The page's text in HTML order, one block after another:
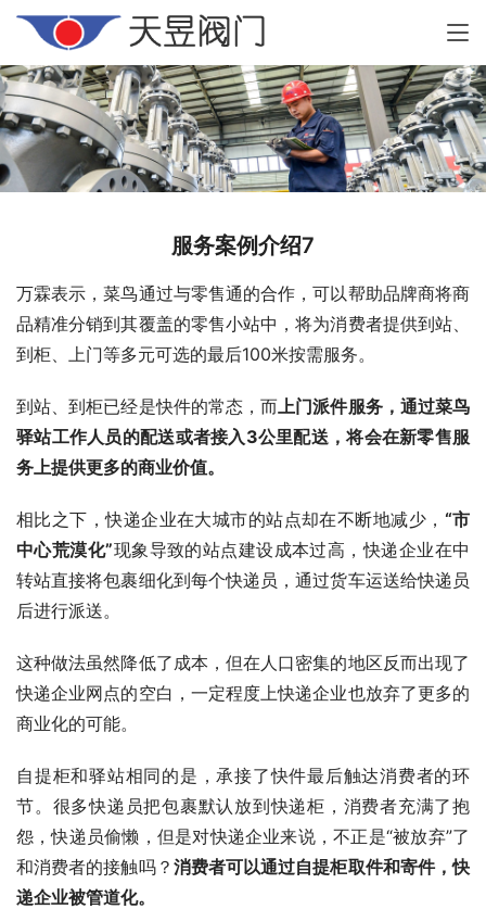
服务案例介绍7
万霖表示，菜鸟通过与零售通的合作，可以帮助品牌商将商
品精准分销到其覆盖的零售小站中，将为消费者提供到站、
到柜、上门等多元可选的最后100米按需服务。
到站、到柜已经是快件的常态，而 上门派件服务，通过菜鸟
驿站工作人员的配送或者接入3公里配送，将会在新零售服
务上提供更多的商业价值。
相比之下，快递企业在大城市的站点却在不断地减少， “市
中心荒漠化”现象导致的站点建设成本过高，快递企业在中
转站直接将包裹细化到每个快递员，通过货车运送给快递员
后进行派送。
这种做法虽然降低了成本，但在人口密集的地区反而出现了
快递企业网点的空白，一定程度上快递企业也放弃了更多的
商业化的可能。
自提柜和驿站相同的是，承接了快件最后触达消费者的环
节。很多快递员把包裹默认放到快递柜，消费者充满了抱
怨，快递员偷懒，但是对快递企业来说，不正是“被放弃”了
和消费者的接触吗？ 消费者可以通过自提柜取件和寄件，快
递企业被管道化。